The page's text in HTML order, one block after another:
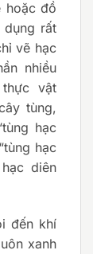
hoặc đồ
dụng rất
vẽ hạc
nhiều
vật
tùng,
hạc
hạc
diên
đến khí
xanh